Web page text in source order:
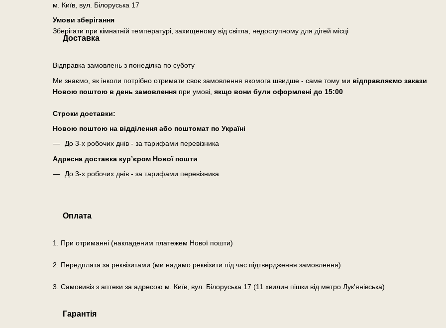
м. Київ, вул. Білоруська 17
Умови зберігання
Зберігати при кімнатній температурі, захищеному від світла, недоступному для дітей місці
Доставка
Відправка замовлень з понеділка по суботу
Ми знаємо, як інколи потрібно отримати своє замовлення якомога швидше - саме тому ми відправляємо закази
Новою поштою в день замовленняпри умові, якщо вони були оформлені до 15:00
Cтроки доставки:
Новою поштою на відділення або поштомат по Україні
До 3-х робочих днів - за тарифами перевізника
Адресна доставка кур’єром Нової пошти
До 3-х робочих днів - за тарифами перевізника
Оплата
1. При отриманні (накладеним платежем Нової пошти)
2. Передплата за реквізитами (ми надамо реквізити під час підтвердження замовлення)
3. Самовивіз з аптеки за адресою м. Київ, вул. Білоруська 17 (11 хвилин пішки від метро Лук'янівська)
Гарантія